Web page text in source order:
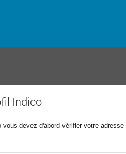
Indico
devez d'abord vérifier votre